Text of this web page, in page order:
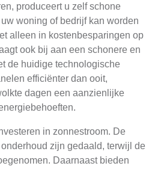
produceert u zelf schone
woning of bedrijf kan worden
alleen in kostenbesparingen op
ook bij aan een schonere en
de huidige technologische
efficiënter dan ooit,
dagen een aanzienlijke
in zonnestroom. De
zijn gedaald, terwijl de
Daarnaast bieden